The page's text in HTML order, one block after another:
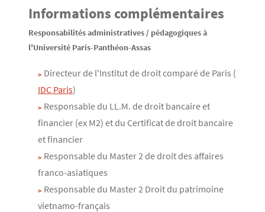
Informations complémentaires
Responsabilités administratives / pédagogiques à
l'Université Paris-Panthéon-Assas
Directeur de l'Institut de droit comparé de Paris (
IDC Paris)
Responsable du LL.M. de droit bancaire et
financier (ex M2) et du Certificat de droit bancaire
et financier
Responsable du Master 2 de droit des affaires
franco-asiatiques
Responsable du Master 2 Droit du patrimoine
vietnamo-français